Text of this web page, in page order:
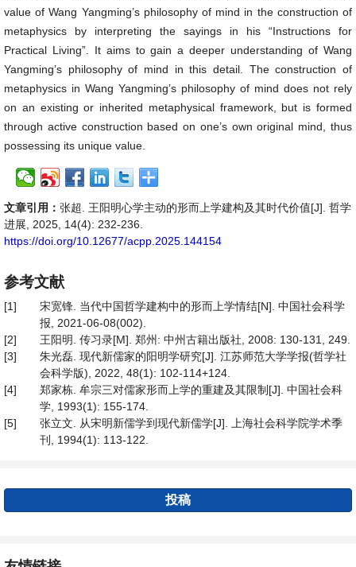
value of Wang Yangming’s philosophy of mind in the construction of
metaphysics by interpreting the sayings in his “Instructions for
Practical Living”. It aims to gain a deeper understanding of Wang
Yangming’s philosophy of mind in this detail. The construction of
metaphysics in Wang Yangming’s philosophy of mind does not rely
on an existing or inherited metaphysical framework, but is formed
through active construction based on one’s own original mind, thus
possessing its unique value.
文章引用： 张超. 王阳明心学主动的形而上学建构及其时代价值[J]. 哲学
进展, 2025, 14(4): 232-236.
https://doi.org/10.12677/acpp.2025.144154
参考文献
[1]
宋宽锋. 当代中国哲学建构中的形而上学情结[N]. 中国社会科学
报, 2021-06-08(002).
[2]
王阳明. 传习录[M]. 郑州: 中州古籍出版社, 2008: 130-131, 249.
[3]
朱光磊. 现代新儒家的阳明学研究[J]. 江苏师范大学学报(哲学社
会科学版), 2022, 48(1): 102-114+124.
[4]
郑家栋. 牟宗三对儒家形而上学的重建及其限制[J]. 中国社会科
学, 1993(1): 155-174.
[5]
张立文. 从宋明新儒学到现代新儒学[J]. 上海社会科学院学术季
刊, 1994(1): 113-122.
投稿